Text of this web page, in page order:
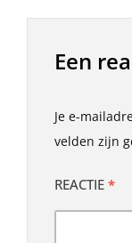
Een
Je e-
velden zijn
REACTIE *